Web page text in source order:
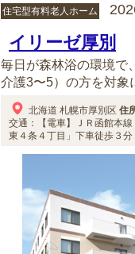
住宅型有料老人ホーム
イリーゼ厚別
毎日が森林浴の環境で
介護3〜5）の方を対象
北海道 札幌市厚別区 住
交通：【電車】ＪＲ函館本
東４条４丁目」下車徒歩３分